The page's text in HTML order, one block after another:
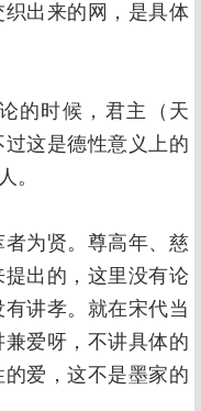
出来的网，是具体
的时候，君主（天
这是德性意义上的
。
为贤。尊高年、慈
出的，这里没有论
讲孝。就在宋代当
爱呀，不讲具体的
爱，这不是墨家的